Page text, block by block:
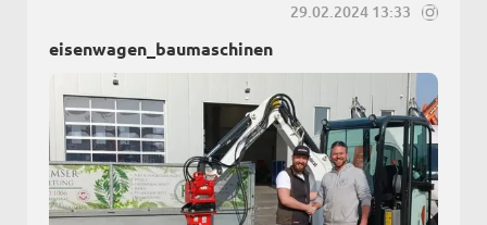
29.02.2024 13:33
eisenwagen_baumaschinen